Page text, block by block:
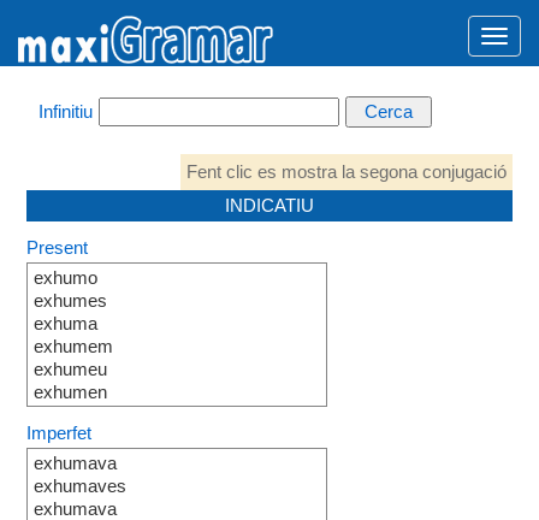
Infinitiu
Fent clic es mostra la segona conjugació
INDICATIU
Present
exhumo
exhumes
exhuma
exhumem
exhumeu
exhumen
Imperfet
exhumava
exhumaves
exhumava